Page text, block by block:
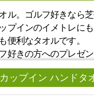
ル。ゴルフ好きなら
プインのイメトレに
便利なタオルです。
好きの方へのプレゼ
ップイン ハンドタ